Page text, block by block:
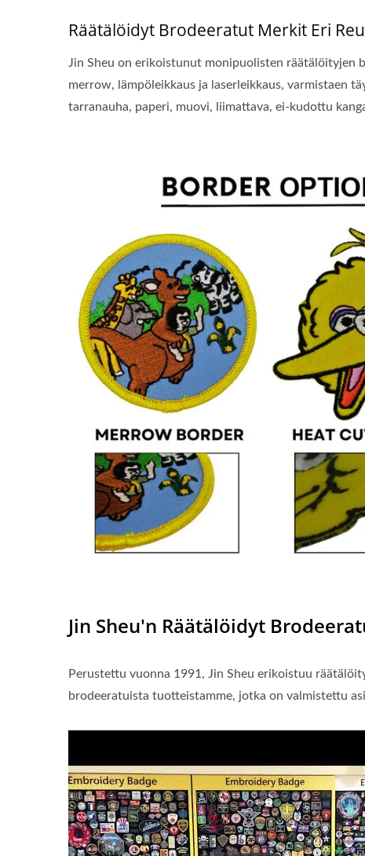
Räätälöidyt Brodeeratut Merkit Eri
Jin Sheu on erikoistunut monipuolisten räätälöityjen
merrow, lämpöleikkaus ja laserleikkaus, varmistaen
tarranauha, paperi, muovi, liimattava, ei-kudottu
Jin Sheu'n Räätälöidyt
Perustettu vuonna 1991, Jin Sheu erikoistuu
brodeeratuista tuotteistamme, jotka on valmistettu